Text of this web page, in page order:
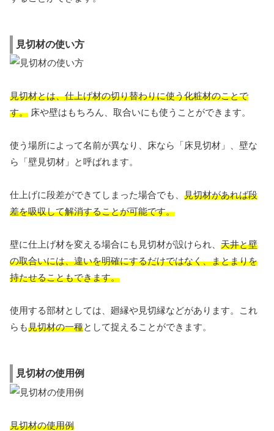
見切材の使い方
見切材とは、仕上げ材の切り替わりに使う化粧材のことで
す。 床や壁はもちろん、取合いにも使うことができます。
使う場所によって名前が異なり、床なら「床見切材」、壁な
ら「壁見切材」と呼ばれます。
仕上げに段差ができてしまった場合でも、 見切材があれば段
差を吸収して解消することが可能です。
壁に仕上げ材を変える場合にも見切材が設けられ、 天井と壁
の取合いには、違いを明確にするだけではなく、まとまりを
持たせることもできます。
使用する部材としては、廻縁や見切縁などがあります。これ
らも見切材の一種として捉えることができます。
見切材の使用例
見切材の使用例